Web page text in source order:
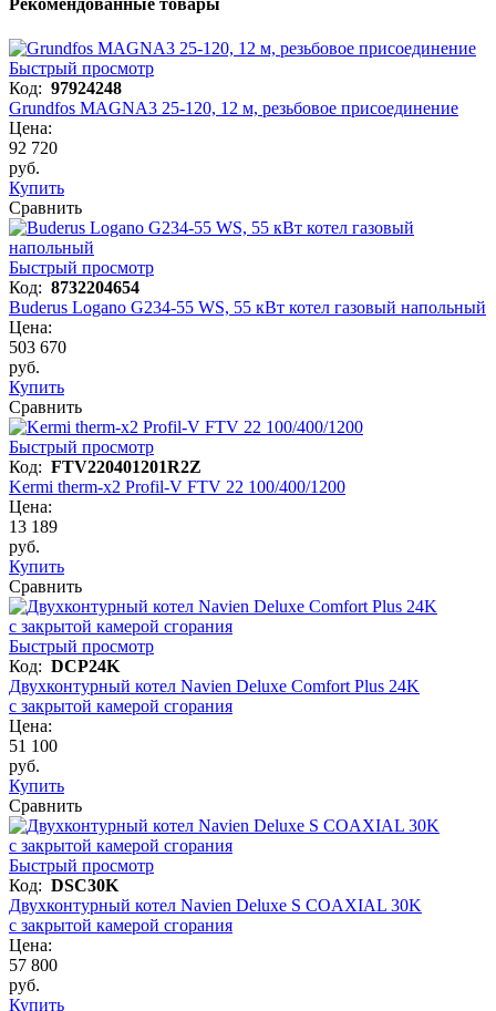
Рекомендованные товары
Быстрый просмотр
Код: 97924248
Grundfos MAGNA3 25-120, 12 м, резьбовое присоединение
Цена:
92 720
руб.
Купить
Сравнить
Быстрый просмотр
Код: 8732204654
Buderus Logano G234-55 WS, 55 кВт котел газовый напольный
Цена:
503 670
руб.
Купить
Сравнить
Быстрый просмотр
Код: FTV220401201R2Z
Kermi therm-x2 Profil-V FTV 22 100/400/1200
Цена:
13 189
руб.
Купить
Сравнить
Быстрый просмотр
Код: DCP24K
Двухконтурный котел Navien Deluxe Comfort Plus 24K
с закрытой камерой сгорания
Цена:
51 100
руб.
Купить
Сравнить
Быстрый просмотр
Код: DSC30K
Двухконтурный котел Navien Deluxe S COAXIAL 30K
с закрытой камерой сгорания
Цена:
57 800
руб.
Купить